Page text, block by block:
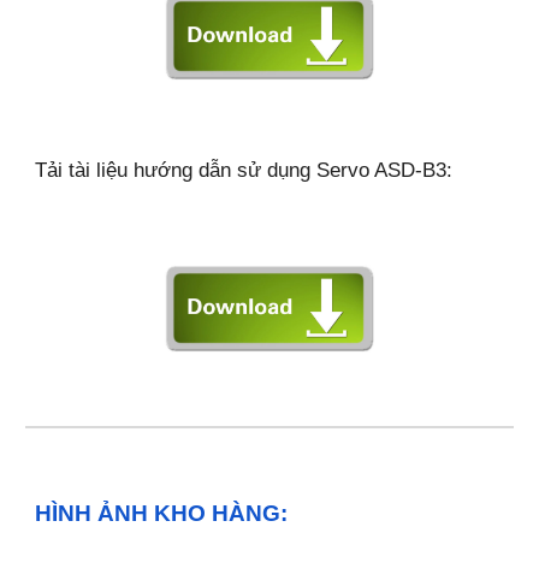
Tải tài liệu hướng dẫn sử dụng Servo ASD-B3:
HÌNH ẢNH KHO HÀNG: